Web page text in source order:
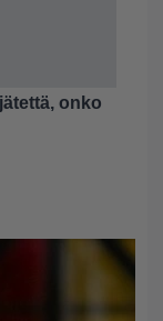
onko